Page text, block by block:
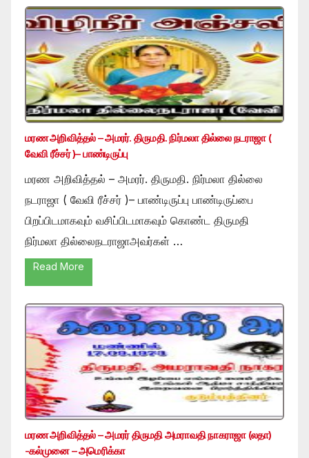
மரண அறிவித்தல் – அமரர். திருமதி. நிர்மலா தில்லை நடராஜா (
வேவி ரீச்சர் )– பாண்டிருப்பு
மரண அறிவித்தல் – அமரர். திருமதி. நிர்மலா தில்லை
நடராஜா ( வேவி ரீச்சர் )– பாண்டிருப்பு பாண்டிருப்பை
பிறப்பிடமாகவும் வசிப்பிடமாகவும் கொண்ட திருமதி
நிர்மலா தில்லைநடராஜாஅவர்கள் …
Read More
மரண அறிவித்தல் – அமரர் திருமதி அமராவதி நாகராஜா (லதா)
-கல்முனை – அமெரிக்கா